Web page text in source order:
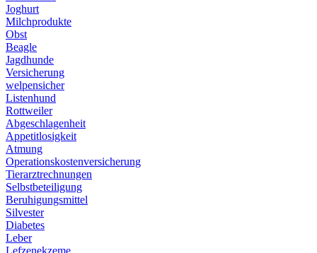
Joghurt
Milchprodukte
Obst
Beagle
Jagdhunde
Versicherung
welpensicher
Listenhund
Rottweiler
Abgeschlagenheit
Appetitlosigkeit
Atmung
Operationskostenversicherung
Tierarztrechnungen
Selbstbeteiligung
Beruhigungsmittel
Silvester
Diabetes
Leber
Lefzenekzeme